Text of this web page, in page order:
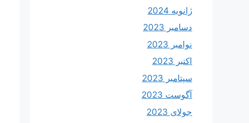
ژانویه 2024
دسامبر 2023
نوامبر 2023
اکتبر 2023
سپتامبر 2023
آگوست 2023
جولای 2023